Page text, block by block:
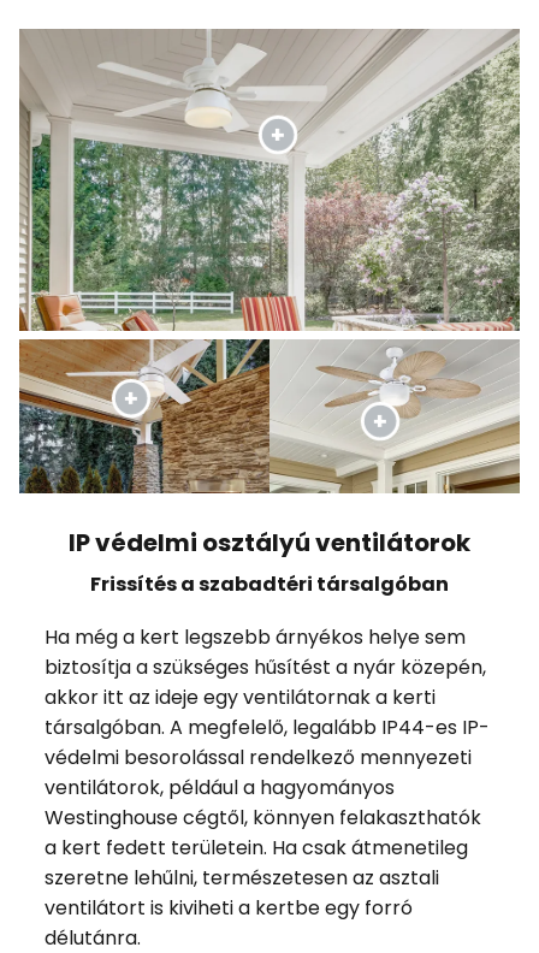
IP védelmi osztályú ventilátorok
Frissítés a szabadtéri társalgóban
Ha még a kert legszebb árnyékos helye sem
biztosítja a szükséges hűsítést a nyár közepén,
akkor itt az ideje egy ventilátornak a kerti
társalgóban. A megfelelő, legalább IP44-es IP-
védelmi besorolással rendelkező mennyezeti
ventilátorok, például a hagyományos
Westinghouse cégtől, könnyen felakaszthatók
a kert fedett területein. Ha csak átmenetileg
szeretne lehűlni, természetesen az asztali
ventilátort is kiviheti a kertbe egy forró
délutánra.